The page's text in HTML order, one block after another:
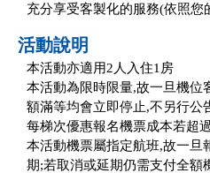
充分享受客製化的服務(依照您
活動說明
本活動亦適用2人入住1房
本活動為限時限量,故一旦機位
額滿等均會立即停止,不另行公
每梯次優惠報名機票成本若超
本活動機票屬指定航班,故一旦
期;若取消或延期仍需支付全額